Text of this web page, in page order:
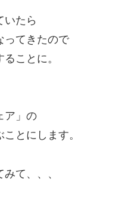
いたら
ってきたので
ことに。
ア」の
とにします。
て、、、